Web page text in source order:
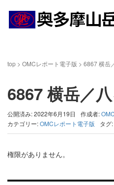
top > OMCレポート電子版 > 6867 横岳
6867 横岳／
公開済み: 2022年6月19日 作成者:
カテゴリー:OMCレポート電子版 タグ:
権限がありません。